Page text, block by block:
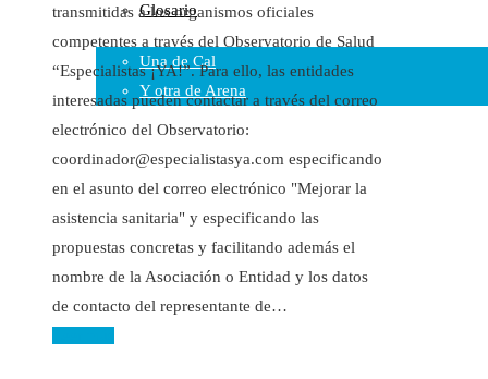
Cal y Arena
Una de Cal
Y otra de Arena
Noticias Sanitarias
Newsletter
Glosario
transmitidas a los organismos oficiales
competentes a través del Observatorio de Salud
“Especialistas ¡YA!”. Para ello, las entidades
interesadas pueden contactar a través del correo
electrónico del Observatorio:
coordinador@especialistasya.com especificando
en el asunto del correo electrónico "Mejorar la
asistencia sanitaria" y especificando las
propuestas concretas y facilitando además el
nombre de la Asociación o Entidad y los datos
de contacto del representante de…